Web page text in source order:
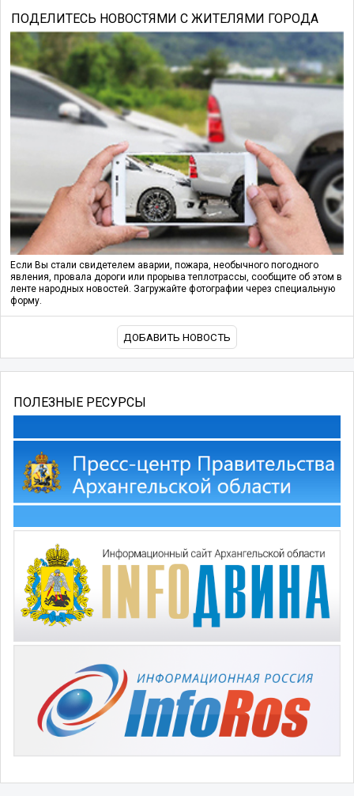
ПОДЕЛИТЕСЬ НОВОСТЯМИ С ЖИТЕЛЯМИ ГОРОДА
Если Вы стали свидетелем аварии, пожара, необычного погодного
явления, провала дороги или прорыва теплотрассы, сообщите об этом в
ленте народных новостей. Загружайте фотографии через специальную
форму.
ДОБАВИТЬ НОВОСТЬ
ПОЛЕЗНЫЕ РЕСУРСЫ